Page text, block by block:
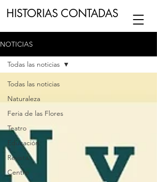
HISTORIAS CONTADAS
NUESTRO CANAL DE
ESCRIBENOS
NOTICIAS
Todas las noticias
Naturaleza
Feria de las Flores
Teatro
Educación
Revista
Centro
Todas las noticias